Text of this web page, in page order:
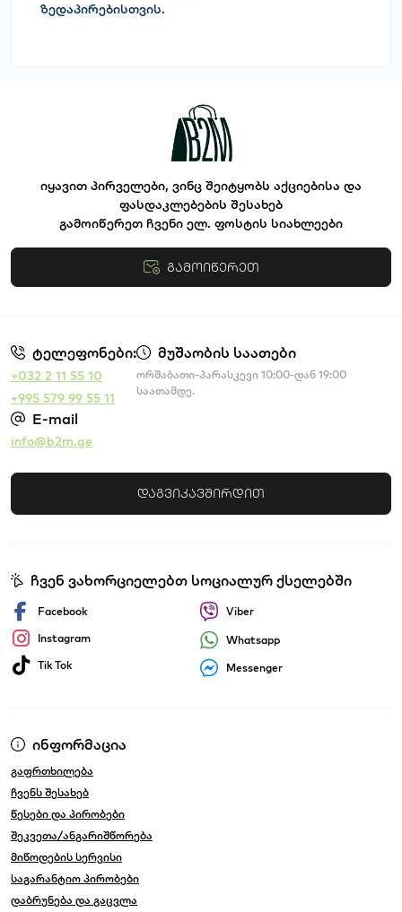
ზედაპირებისთვის.
იყავით პირველები, ვინც შეიტყობს აქციებისა და
ფასდაკლებების შესახებ
გამოიწერეთ ჩვენი ელ. ფოსტის სიახლეები
გამოიწერეთ
წესები და პირობები
ტელეფონები:
+032 2 11 55 10
+995 579 99 55 11
მუშაობის საათები
ორშაბათი-პარასკევი 10:00-დან 19:00
საათამდე.
E-mail
info@b2m.ge
დაგვიკავშირდით
ინფორმაცია
გაფრთხილება
ჩვენს შესახებ
წესები და პირობები
შეკვეთა/ანგარიშწორება
მიწოდების სერვისი
საგარანტიო პირობები
დაბრუნება და გაცვლა
ჩვენ ვახორციელებთ სოციალურ ქსელებში
Facebook
Instagram
Tik Tok
Viber
Whatsapp
Messenger